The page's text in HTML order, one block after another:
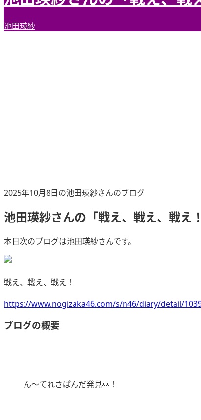
池田瑛紗
2025年10月8日の池田瑛紗さんのブログ
池田瑛紗さんの「戦え、戦え、戦え！
本日次のブログは池田瑛紗さんです。
戦え、戦え、戦え！
https://www.nogizaka46.com/s/n46/diary/detail/
ブログの概要
ん～てれさぱんだ発見👀！